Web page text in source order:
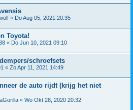
« Do Aug 05, 2021 20:35
Toyota!
« Do Jun 10, 2021 09:10
schroefsets
« Zo Apr 11, 2021 14:49
de auto rijdt (krijg het niet
« Wo Okt 28, 2020 20:32